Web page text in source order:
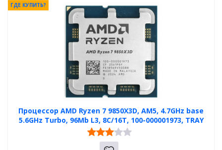
Процессор AMD Ryzen 7 9850X3D, AM5, 4.7GHz base
5.6GHz Turbo, 96Mb L3, 8C/16T, 100-000001973, TRAY
ГДЕ КУПИТЬ?